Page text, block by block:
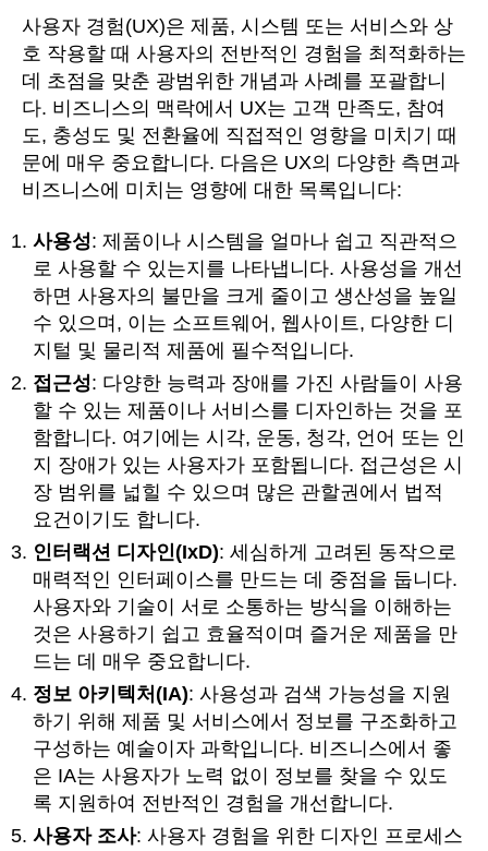
사용자 경험(UX)은 제품, 시스템 또는 서비스와 상
호 작용할 때 사용자의 전반적인 경험을 최적화하는
데 초점을 맞춘 광범위한 개념과 사례를 포괄합니
다. 비즈니스의 맥락에서 UX는 고객 만족도, 참여
도, 충성도 및 전환율에 직접적인 영향을 미치기 때
문에 매우 중요합니다. 다음은 UX의 다양한 측면과
비즈니스에 미치는 영향에 대한 목록입니다:
사용성: 제품이나 시스템을 얼마나 쉽고 직관적으
로 사용할 수 있는지를 나타냅니다. 사용성을 개선
하면 사용자의 불만을 크게 줄이고 생산성을 높일
수 있으며, 이는 소프트웨어, 웹사이트, 다양한 디
지털 및 물리적 제품에 필수적입니다.
접근성: 다양한 능력과 장애를 가진 사람들이 사용
할 수 있는 제품이나 서비스를 디자인하는 것을 포
함합니다. 여기에는 시각, 운동, 청각, 언어 또는 인
지 장애가 있는 사용자가 포함됩니다. 접근성은 시
장 범위를 넓힐 수 있으며 많은 관할권에서 법적
요건이기도 합니다.
인터랙션 디자인(IxD): 세심하게 고려된 동작으로
매력적인 인터페이스를 만드는 데 중점을 둡니다.
사용자와 기술이 서로 소통하는 방식을 이해하는
것은 사용하기 쉽고 효율적이며 즐거운 제품을 만
드는 데 매우 중요합니다.
정보 아키텍처(IA): 사용성과 검색 가능성을 지원
하기 위해 제품 및 서비스에서 정보를 구조화하고
구성하는 예술이자 과학입니다. 비즈니스에서 좋
은 IA는 사용자가 노력 없이 정보를 찾을 수 있도
록 지원하여 전반적인 경험을 개선합니다.
사용자 조사: 사용자 경험을 위한 디자인 프로세스